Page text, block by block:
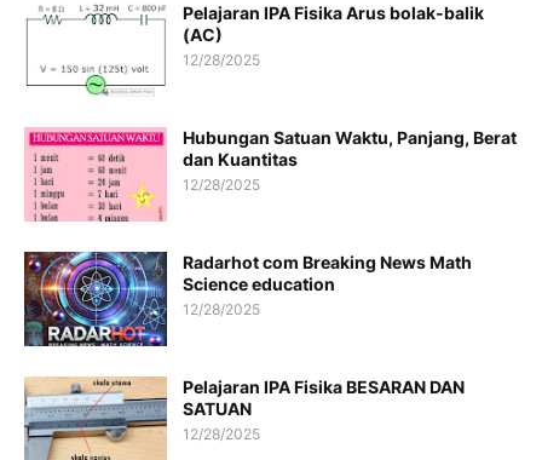
Pelajaran IPA Fisika Arus bolak-balik
(AC)
12/28/2025
Hubungan Satuan Waktu, Panjang, Berat
dan Kuantitas
12/28/2025
Radarhot com Breaking News Math
Science education
12/28/2025
Pelajaran IPA Fisika BESARAN DAN
SATUAN
12/28/2025